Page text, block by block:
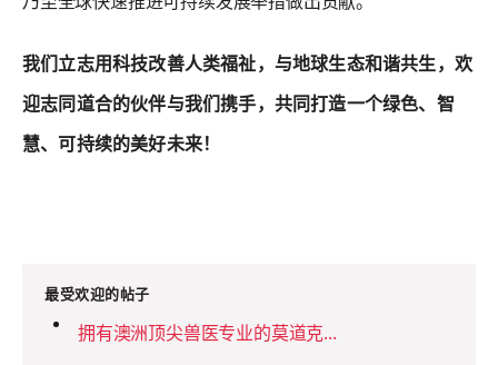
我们立志用科技改善人类福祉，与地球生态和谐共生，欢
迎志同道合的伙伴与我们携手，共同打造一个绿色、智
慧、可持续的美好未来！
最受欢迎的帖子
拥有澳洲顶尖兽医专业的莫道克...